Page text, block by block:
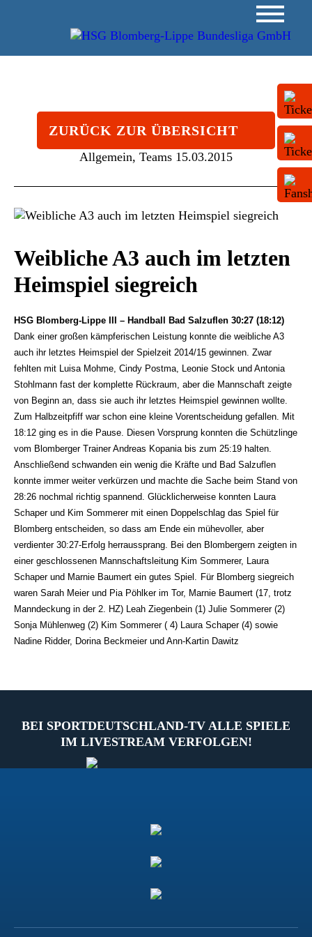
ZURÜCK ZUR ÜBERSICHT
Allgemein, Teams 15.03.2015
Weibliche A3 auch im letzten
Heimspiel siegreich
HSG Blomberg-Lippe III – Handball Bad Salzuflen 30:27 (18:12)
Dank einer großen kämpferischen Leistung konnte die weibliche A3
auch ihr letztes Heimspiel der Spielzeit 2014/15 gewinnen. Zwar
fehlten mit Luisa Mohme, Cindy Postma, Leonie Stock und Antonia
Stohlmann fast der komplette Rückraum, aber die Mannschaft zeigte
von Beginn an, dass sie auch ihr letztes Heimspiel gewinnen wollte.
Zum Halbzeitpfiff war schon eine kleine Vorentscheidung gefallen. Mit
18:12 ging es in die Pause. Diesen Vorsprung konnten die Schützlinge
vom Blomberger Trainer Andreas Kopania bis zum 25:19 halten.
Anschließend schwanden ein wenig die Kräfte und Bad Salzuflen
konnte immer weiter verkürzen und machte die Sache beim Stand von
28:26 nochmal richtig spannend. Glücklicherweise konnten Laura
Schaper und Kim Sommerer mit einen Doppelschlag das Spiel für
Blomberg entscheiden, so dass am Ende ein mühevoller, aber
verdienter 30:27-Erfolg herraussprang. Bei den Blombergern zeigten in
einer geschlossenen Mannschaftsleitung Kim Sommerer, Laura
Schaper und Marnie Baumert ein gutes Spiel. Für Blomberg siegreich
waren Sarah Meier und Pia Pöhlker im Tor, Marnie Baumert (17, trotz
Manndeckung in der 2. HZ) Leah Ziegenbein (1) Julie Sommerer (2)
Sonja Mühlenweg (2) Kim Sommerer ( 4) Laura Schaper (4) sowie
Nadine Ridder, Dorina Beckmeier und Ann-Kartin Dawitz
BEI SPORTDEUTSCHLAND-TV ALLE SPIELE
IM LIVESTREAM VERFOLGEN!